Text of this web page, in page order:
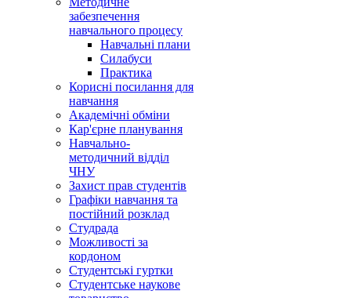
забезпечення
навчального процесу
Навчальні плани
Силабуси
Практика
Корисні посилання для
навчання
Академічні обміни
Кар'єрне планування
Навчально-
методичний відділ
ЧНУ
Захист прав студентів
Графіки навчання та
постійний розклад
Студрада
Можливості за
кордоном
Студентські гуртки
Студентське наукове